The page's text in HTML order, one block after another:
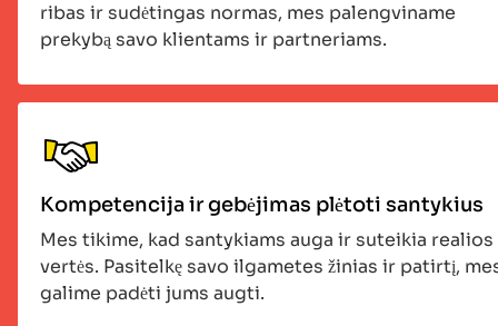
ribas ir sudėtingas normas, mes palengviname
prekybą savo klientams ir partneriams.
Kompetencija ir gebėjimas plėtoti santykius
Mes tikime, kad santykiams auga ir suteikia realios
vertės. Pasitelkę savo ilgametes žinias ir patirtį,
galime padėti jums augti.